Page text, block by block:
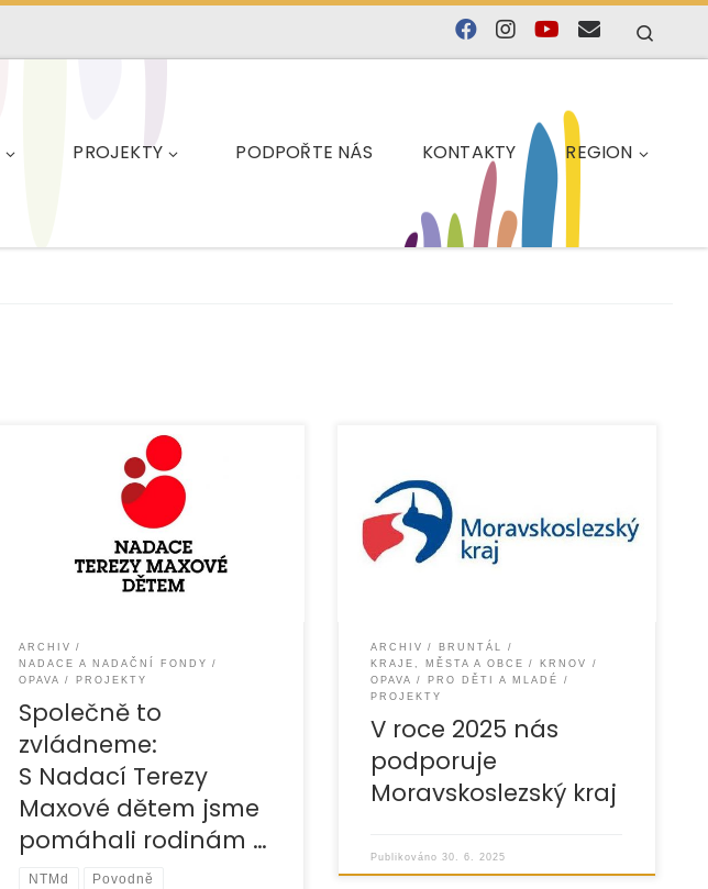
PROJEKTY PODPOŘTE NÁS KONTAKTY REGION
V září 2024 postihly Opavu a přilehlé
obce (zejména Vávrovice
a Palhanec) rozsáhlé povodně, které
během několika hodin zcela změnily
život stovkám
ARCHIV
NADACE A NADAČNÍ FONDY
OPAVA
PROJEKTY
Společně to
zvládneme:
S Nadací Terezy
Maxové dětem jsme
pomáhali rodinám …
NTMd Povodně
v roce 2025 řadu sociálních,
preventivních a vzdělávacích
projektů díky finanční podpoře
Moravskoslezského kraje. Podpora
ARCHIV
BRUNTÁL
KRAJE, MĚSTA A OBCE
KRNOV
OPAVA
PRO DĚTI A MLADÉ
PROJEKTY
V roce 2025 nás
podporuje
Moravskoslezský kraj
Publikováno30. 6. 2025